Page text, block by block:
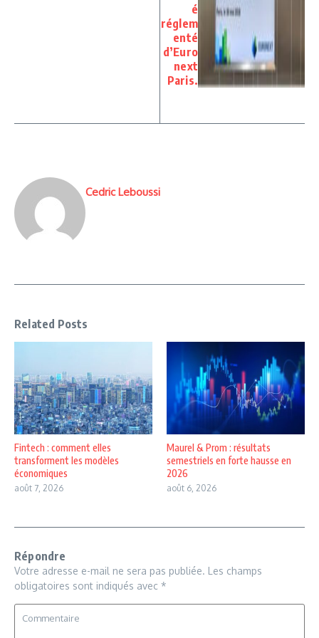
é
réglem
enté
d’Euro
next
Paris.
Cedric Leboussi
Related Posts
Fintech : comment elles
transforment les modèles
économiques
août 7, 2026
Maurel & Prom : résultats
semestriels en forte hausse en
2026
août 6, 2026
Répondre
Votre adresse e-mail ne sera pas publiée. Les champs
obligatoires sont indiqués avec *